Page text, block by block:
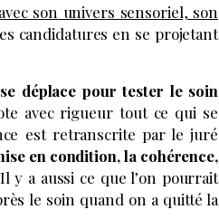
son univers sensoriel, son
candidatures en se projetant
déplace pour tester le soin
avec rigueur tout ce qui se
est retranscrite par le juré
en condition, la cohérence,
y a aussi ce que l’on pourrait
le soin quand on a quitté la